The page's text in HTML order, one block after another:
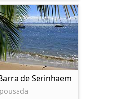
de Serinhaem